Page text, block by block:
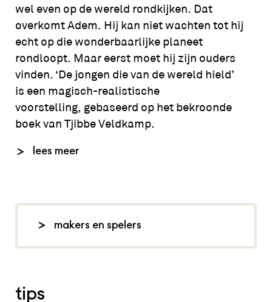
wel even op de wereld rondkijken. Dat
overkomt Adem. Hij kan niet wachten tot hij
echt op die wonderbaarlijke planeet
rondloopt. Maar eerst moet hij zijn ouders
vinden. ‘De jongen die van de wereld hield’
is een magisch-realistische
voorstelling, gebaseerd op het bekroonde
boek van Tjibbe Veldkamp.
Het boek ‘De jongen die van de wereld hield’
Prijs in 2024 en een Zilveren Griffel in 2024,
en werd in 2024 uitgeroepen tot Beste
Groninger Boek in de categorie fictie.
lees meer
makers en spelers
tips